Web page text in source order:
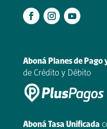
Aboná Planes de Pago
de Crédito y Débito
Aboná Tasa Unificada